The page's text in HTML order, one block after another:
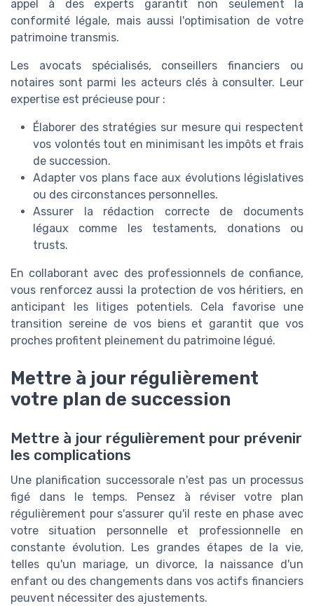
appel à des experts garantit non seulement la
conformité légale, mais aussi l'optimisation de votre
patrimoine transmis.
Les avocats spécialisés, conseillers financiers ou
notaires sont parmi les acteurs clés à consulter. Leur
expertise est précieuse pour :
Élaborer des stratégies sur mesure qui respectent
vos volontés tout en minimisant les impôts et frais
de succession.
Adapter vos plans face aux évolutions législatives
ou des circonstances personnelles.
Assurer la rédaction correcte de documents
légaux comme les testaments, donations ou
trusts.
En collaborant avec des professionnels de confiance,
vous renforcez aussi la protection de vos héritiers, en
anticipant les litiges potentiels. Cela favorise une
transition sereine de vos biens et garantit que vos
proches profitent pleinement du patrimoine légué.
Mettre à jour régulièrement
votre plan de succession
Mettre à jour régulièrement pour prévenir
les complications
Une planification successorale n'est pas un processus
figé dans le temps. Pensez à réviser votre plan
régulièrement pour s'assurer qu'il reste en phase avec
votre situation personnelle et professionnelle en
constante évolution. Les grandes étapes de la vie,
telles qu'un mariage, un divorce, la naissance d'un
enfant ou des changements dans vos actifs financiers
peuvent nécessiter des ajustements.